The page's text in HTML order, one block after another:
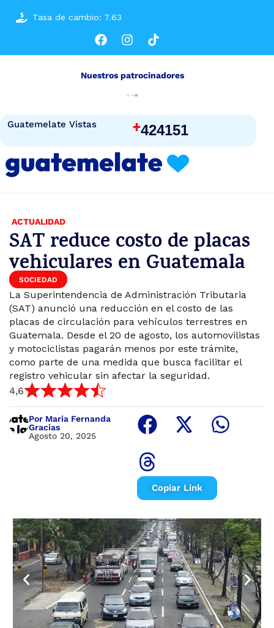
Tasa de cambio: 7.63
Guatemelate Vistas +424151
Nuestros patrocinadores
ACTUALIDAD
SAT reduce costo de placas
vehiculares en Guatemala
SOCIEDAD
La Superintendencia de Administración Tributaria
(SAT) anunció una reducción en el costo de las
placas de circulación para vehículos terrestres en
Guatemala. Desde el 20 de agosto, los automovilistas
y motociclistas pagarán menos por este trámite,
como parte de una medida que busca facilitar el
registro vehicular sin afectar la seguridad.
4,6
Por Maria Fernanda
Gracias
Agosto 20, 2025
Copiar Link